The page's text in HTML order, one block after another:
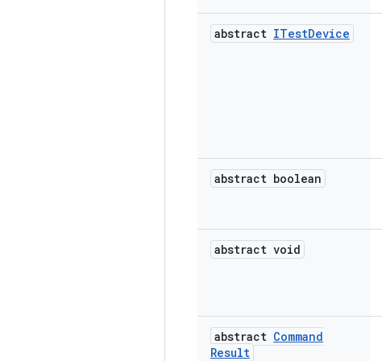
abstract ITestDevice
abstract boolean
abstract void
abstract Command
Result